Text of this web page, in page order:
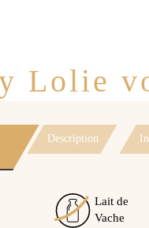
Lolie
Description
Lait de
Vache